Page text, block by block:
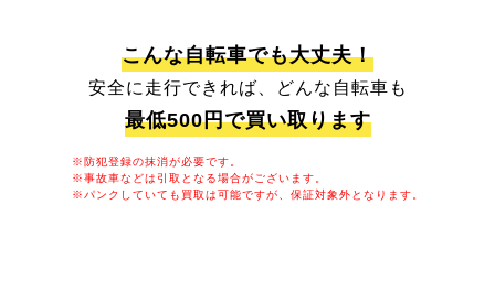
こんな自転車でも大丈夫！
安全に走行できれば、どんな自転車も
最低500円で買い取ります
※防犯登録の抹消が必要です。
※事故車などは引取となる場合がございます。
※パンクしていても買取は可能ですが、保証対象外となります。